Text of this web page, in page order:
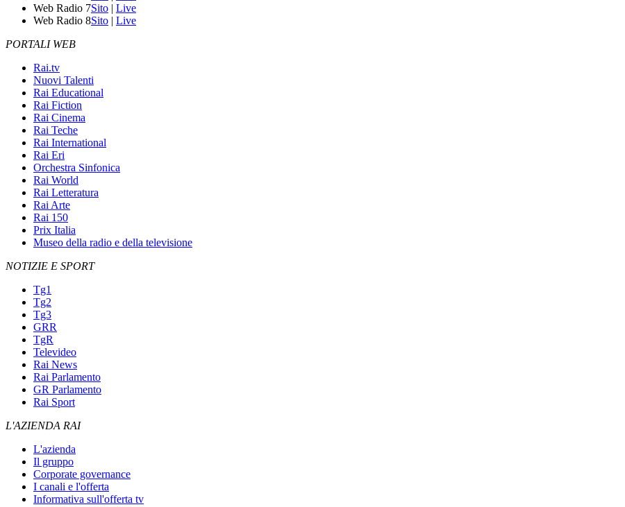
Web Radio 7Sito | Live
Web Radio 8Sito | Live
PORTALI WEB
Rai.tv
Nuovi Talenti
Rai Educational
Rai Fiction
Rai Cinema
Rai Teche
Rai International
Rai Eri
Orchestra Sinfonica
Rai World
Rai Letteratura
Rai Arte
Rai 150
Prix Italia
Museo della radio e della televisione
NOTIZIE E SPORT
Tg1
Tg2
Tg3
GRR
TgR
Televideo
Rai News
Rai Parlamento
GR Parlamento
Rai Sport
L'AZIENDA RAI
L'azienda
Il gruppo
Corporate governance
I canali e l'offerta
Informativa sull'offerta tv